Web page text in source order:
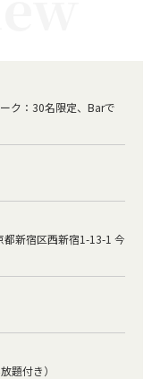
ク：30名限定、Barで
新宿区西新宿1-13-1 今
題付き）